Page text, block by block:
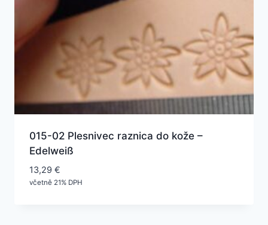
015-02 Plesnivec raznica do kože –
Edelweiß
13,29 €
včetně 21% DPH